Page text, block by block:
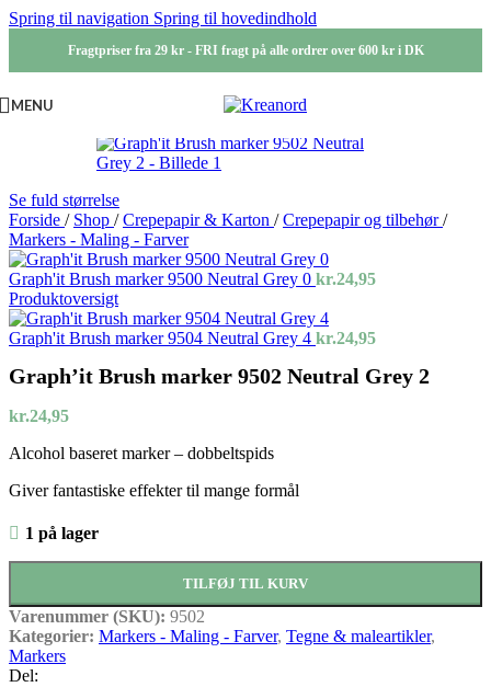
Spring til navigation Spring til hovedindhold
Fragtpriser fra 29 kr - FRI fragt på alle ordrer over 600 kr i DK
MENU
Se fuld størrelse
Forside / Shop / Crepepapir & Karton / Crepepapir og tilbehør/
Markers - Maling - Farver
Graph'it Brush marker 9500 Neutral Grey 0 kr.24,95
Produktoversigt
Graph'it Brush marker 9504 Neutral Grey 4 kr.24,95
Graph’it Brush marker 9502 Neutral Grey 2
kr.24,95
Alcohol baseret marker – dobbeltspids
Giver fantastiske effekter til mange formål
1 på lager
TILFØJ TIL KURV
Varenummer (SKU): 9502
Kategorier: Markers - Maling - Farver, Tegne & maleartikler,
Markers
Del: